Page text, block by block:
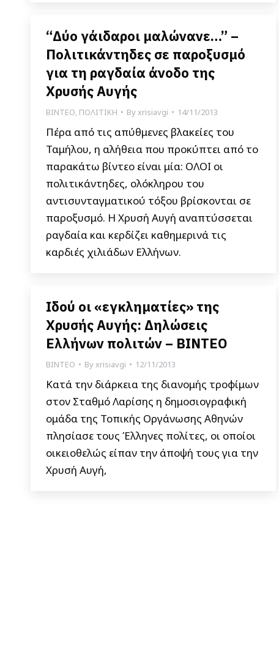
“Δύο γάιδαροι μαλώνανε…” –
Πολιτικάντηδες σε παροξυσμό
για τη ραγδαία άνοδο της
Χρυσής Αυγής
ΒΙΝΤΕΟ, ΠΟΛΙΤΙΚΗ Byxrisiavgi 14/11/2013
Πέρα από τις απύθμενες βλακείες του
Ταμήλου, η αλήθεια που προκύπτει από το
παρακάτω βίντεο είναι μία: ΟΛΟΙ οι
πολιτικάντηδες, ολόκληρου του
αντισυνταγματικού τόξου βρίσκονται σε
παροξυσμό. Η Χρυσή Αυγή αναπτύσσεται
ραγδαία και κερδίζει καθημερινά τις
καρδιές χιλιάδων Ελλήνων.
Ιδού οι «εγκληματίες» της
Χρυσής Αυγής: Δηλώσεις
Ελλήνων πολιτών – BINTΕΟ
ΒΙΝΤΕΟ Byxrisiavgi 12/11/2013
Κατά την διάρκεια της διανομής τροφίμων
στον Σταθμό Λαρίσης η δημοσιογραφική
ομάδα της Τοπικής Οργάνωσης Αθηνών
πλησίασε τους Έλληνες πολίτες, οι οποίοι
οικειοθελώς είπαν την άποψή τους για την
Χρυσή Αυγή,